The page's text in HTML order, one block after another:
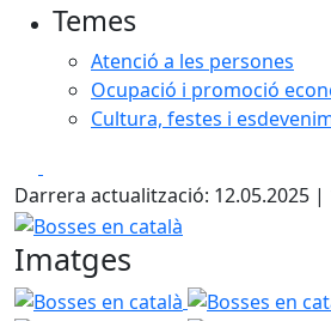
Temes
Atenció a les persones
Ocupació i promoció
Cultura, festes i
Darrera actualització: 12.05.2025 |
Bosses en català
Imatges
Bosses en català Bosses en